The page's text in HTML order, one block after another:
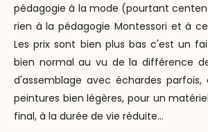
pédagogie à la mode (pourtant
rien à la pédagogie Montessori et à
Les prix sont bien plus bas c'est un
bien normal au vu de la différence
d'assemblage avec échardes
peintures bien légères, pour un
final, à la durée de vie réduite...